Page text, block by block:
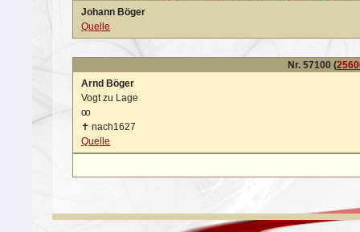
Johann Böger
Quelle
Nr. 57100 (
Arnd Böger
Vogt zu Lage
oo
✝ nach1627
Quelle